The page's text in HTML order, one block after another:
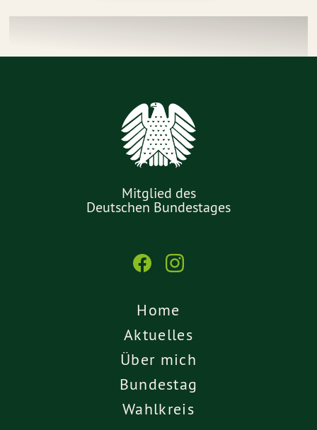
Mitglied des
Deutschen Bundestages
Home
Aktuelles
Über mich
Bundestag
Wahlkreis